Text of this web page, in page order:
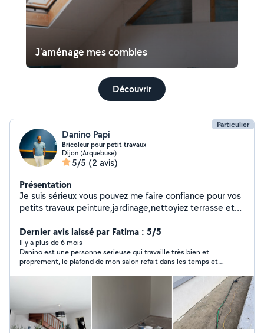
J'aménage mes combles
Découvrir
Particulier
Danino Papi
Bricoleur pour petit travaux
Dijon (Arquebuse)
5/5 (2 avis)
Présentation
Je suis sérieux vous pouvez me faire confiance pour vos
petits travaux peinture,jardinage,nettoyiez terrasse et
Dernier avis laissé par Fatima : 5/5
Il y a plus de 6 mois
Danino est une personne serieuse qui travaille très bien et
proprement, le plafond de mon salon refait dans les temps et